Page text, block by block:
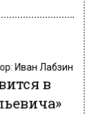
Иван Лабзин
в